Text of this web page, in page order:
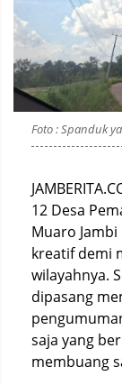
Foto : Spanduk
12 Desa
Muaro
kreatif demi
wilayahnya.
dipasang
saja yang
membuang